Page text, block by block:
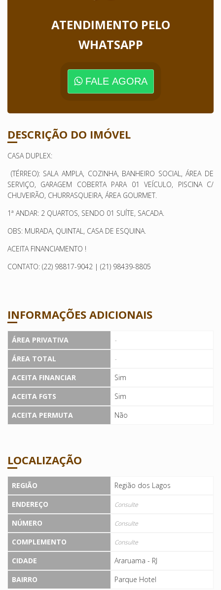
ATENDIMENTO PELO
WHATSAPP
FALE AGORA
DESCRIÇÃO DO IMÓVEL
CASA DUPLEX:
(TÉRREO): SALA AMPLA, COZINHA, BANHEIRO SOCIAL, ÁREA DE
SERVIÇO, GARAGEM COBERTA PARA 01 VEÍCULO, PISCINA C/
CHUVEIRÃO, CHURRASQUEIRA, ÁREA GOURMET.
1ª ANDAR: 2 QUARTOS, SENDO 01 SUÍTE, SACADA.
OBS: MURADA, QUINTAL, CASA DE ESQUINA.
ACEITA FINANCIAMENTO !
CONTATO: (22) 98817-9042 | (21) 98439-8805
INFORMAÇÕES ADICIONAIS
ÁREA PRIVATIVA -
ÁREA TOTAL -
ACEITA FINANCIAR
Sim
ACEITA FGTS
Sim
ACEITA PERMUTA
Não
LOCALIZAÇÃO
REGIÃO
Região dos Lagos
ENDEREÇO
Consulte
NÚMERO Consulte
COMPLEMENTO Consulte
CIDADE
Araruama - RJ
BAIRRO
Parque Hotel